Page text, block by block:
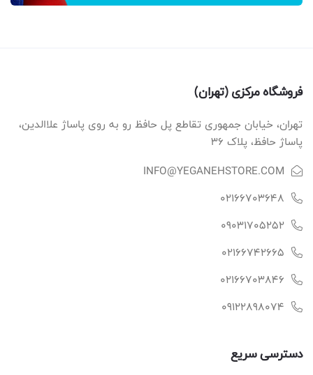
فروشگاه مرکزی (تهران)
تهران، خیابان جمهوری تقاطع پل حافظ رو به روی پاساژ علاالدین،
پاساژ حافظ، پلاک ۳۶
INFO@YEGANEHSTORE.COM
02166703648
09031705252
02166742665
02166703846
09122898074
دسترسی سریع